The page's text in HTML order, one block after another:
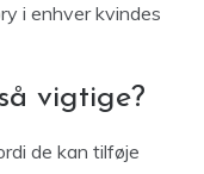
i enhver kvindes
vigtige?
de kan tilføje